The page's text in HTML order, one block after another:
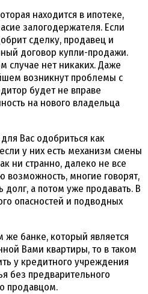
находится в ипотеке,
залогодержателя. Если
сделку, продавец и
договор купли-продажи.
случае нет никаких. Даже
возникнут проблемы с
будет не вправе
на нового владельца
Вас одобриться как
у них есть механизм смены
ни странно, далеко не все
возможность, многие говорят,
долг, а потом уже продавать. В
опасностей и подводных
банке, который является
Вами квартиры, то в таком
у кредитного учреждения
без предварительного
продавцом.